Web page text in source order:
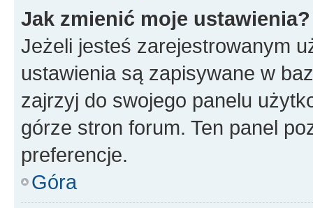
Jak zmienić moje ustawienia?
Jeżeli jesteś zarejestrowanym
ustawienia są zapisywane w
zajrzyj do swojego panelu
górze stron forum. Ten panel
preferencje.
Góra